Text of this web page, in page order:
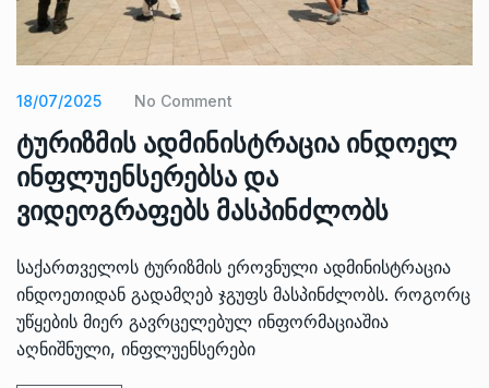
18/07/2025 No Comment
ტურიზმის ადმინისტრაცია ინდოელ
ინფლუენსერებსა და
ვიდეოგრაფებს მასპინძლობს
საქართველოს ტურიზმის ეროვნული ადმინისტრაცია
ინდოეთიდან გადამღებ ჯგუფს მასპინძლობს. როგორც
უწყების მიერ გავრცელებულ ინფორმაციაშია
აღნიშნული, ინფლუენსერები